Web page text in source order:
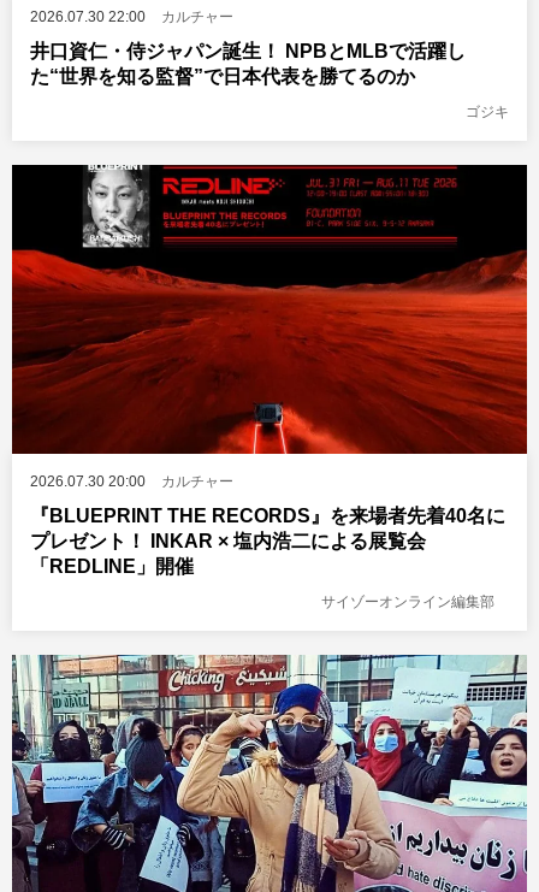
2026.07.30 22:00 カルチャー
井口資仁・侍ジャパン誕生！ NPBとMLBで活躍し
た“世界を知る監督”で日本代表を勝てるのか
ゴジキ
2026.07.30 20:00 カルチャー
『BLUEPRINT THE RECORDS』を来場者先着40名に
プレゼント！ INKAR × 塩内浩二による展覧会
「REDLINE」開催
サイゾーオンライン編集部